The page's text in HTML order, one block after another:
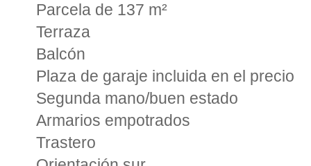
Parcela de 137 m²
Terraza
Balcón
Plaza de garaje incluida en el precio
Segunda mano/buen estado
Armarios empotrados
Trastero